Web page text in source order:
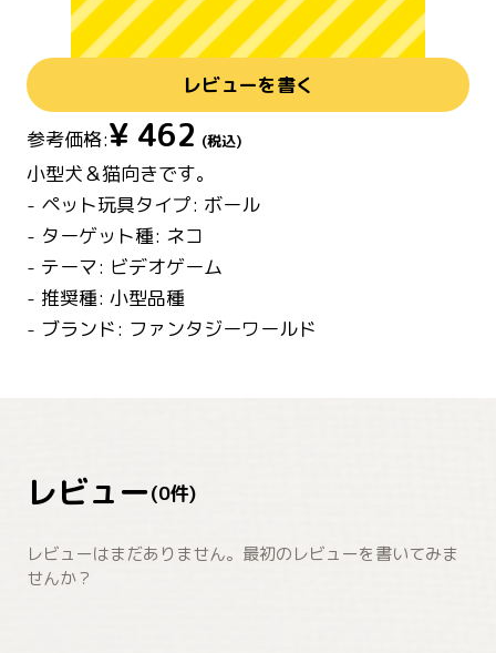
レビューを書く
参考価格:¥ 462 (税込)
小型犬＆猫向きです。
- ペット玩具タイプ: ボール
- ターゲット種: ネコ
- テーマ: ビデオゲーム
- 推奨種: 小型品種
- ブランド: ファンタジーワールド
レビュー(0件)
レビューはまだありません。最初のレビューを書いてみま
せんか？